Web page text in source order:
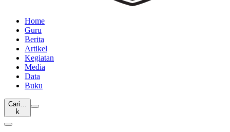
Home
Guru
Berita
Artikel
Kegiatan
Media
Data
Buku
Cari…
k